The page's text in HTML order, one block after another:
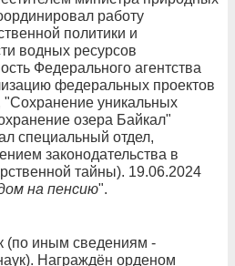
работу
политики и
водных ресурсов
Федерального агентства
федеральных проектов
уникальных
озера Байкал"
специальный отдел,
законодательства в
тайны). 19.06.2024
на пенсию".
(по иным сведениям -
Награждён орденом